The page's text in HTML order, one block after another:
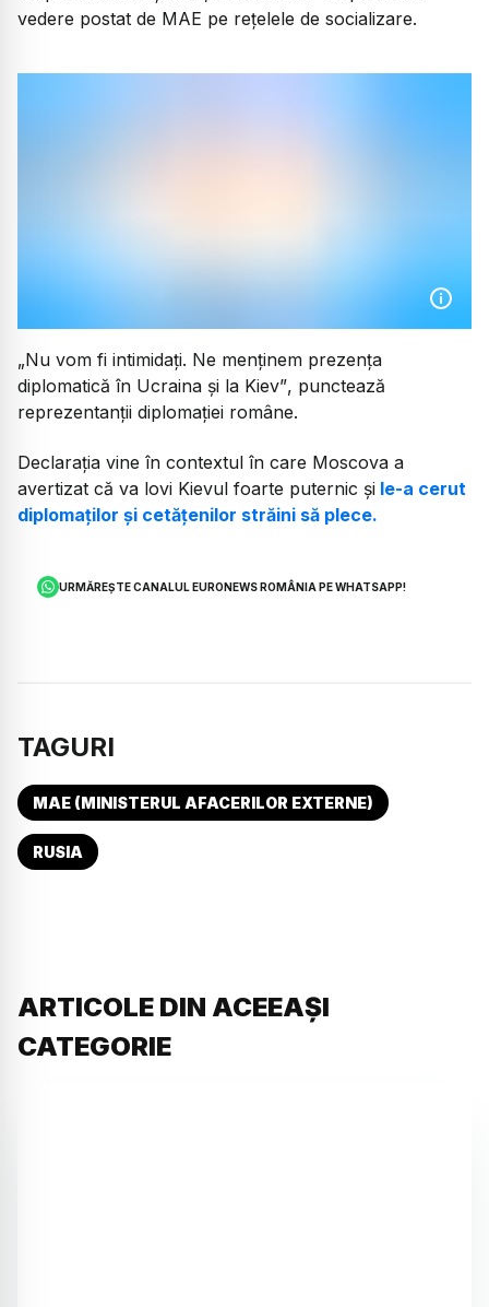
vedere postat de MAE pe rețelele de socializare.
„Nu vom fi intimidați. Ne menținem prezența
diplomatică în Ucraina și la Kiev”, punctează
reprezentanții diplomației române.
Declarația vine în contextul în care Moscova a
avertizat că va lovi Kievul foarte puternic și le-a cerut
diplomaților și cetățenilor străini să plece.
URMĂREȘTE CANALUL EURONEWS ROMÂNIA PE WHATSAPP!
TAGURI
MAE (MINISTERUL AFACERILOR EXTERNE)
RUSIA
ARTICOLE DIN ACEEAȘI
CATEGORIE